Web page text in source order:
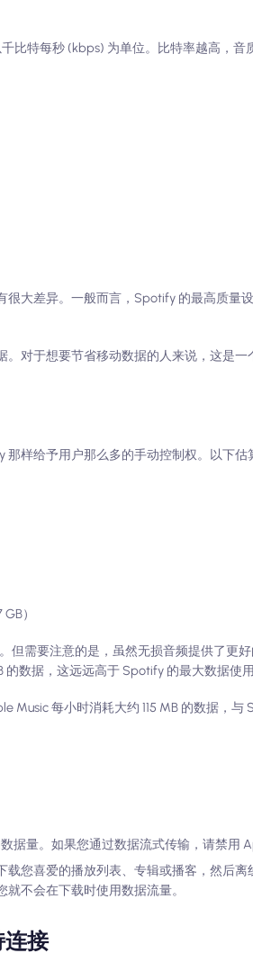
特每秒 (kbps) 为单位。比特率越高，音
大差异。一般而言，Spotify 的最高质量
对于想要节省移动数据的人来说，这是一
样给予用户那么多的手动控制权。以下
）
需要注意的是，虽然无损音频提供了更
数据，这远远高于 Spotify 的最大数据使用
每小时消耗大约 115 MB 的数据，与
据量。如果您通过数据流式传输，请禁用
载您喜爱的播放列表、专辑或播客，然后
不会在下载时使用数据流量。
连接